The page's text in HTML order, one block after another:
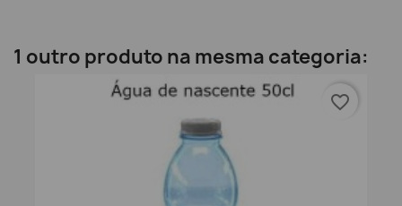
1 outro produto na mesma categoria:
favorite_border